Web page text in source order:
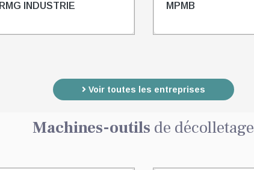
RMG INDUSTRIE MPMB
Voir toutes les entreprises
Machines-outils de décolletage